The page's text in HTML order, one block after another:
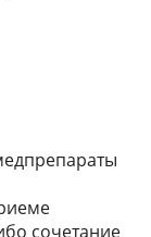
сочетание